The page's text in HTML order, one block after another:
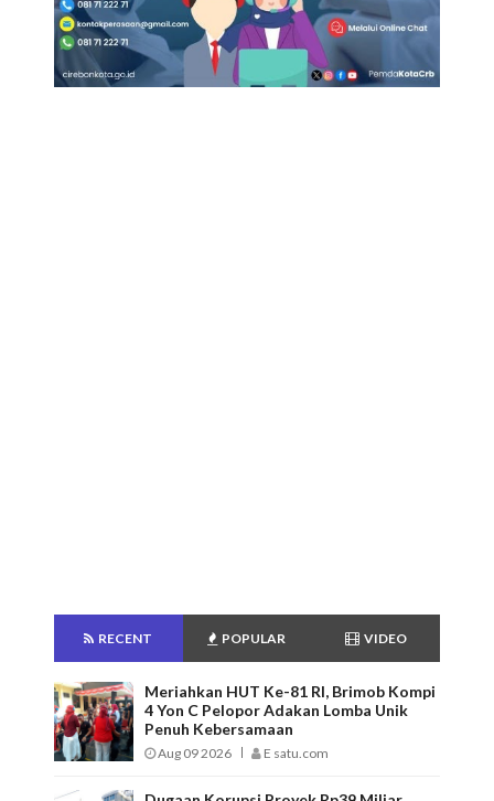
RECENT POPULAR VIDEO
Meriahkan HUT Ke-81 RI, Brimob Kompi
4 Yon C Pelopor Adakan Lomba Unik
Penuh Kebersamaan
Aug 09 2026 E satu.com